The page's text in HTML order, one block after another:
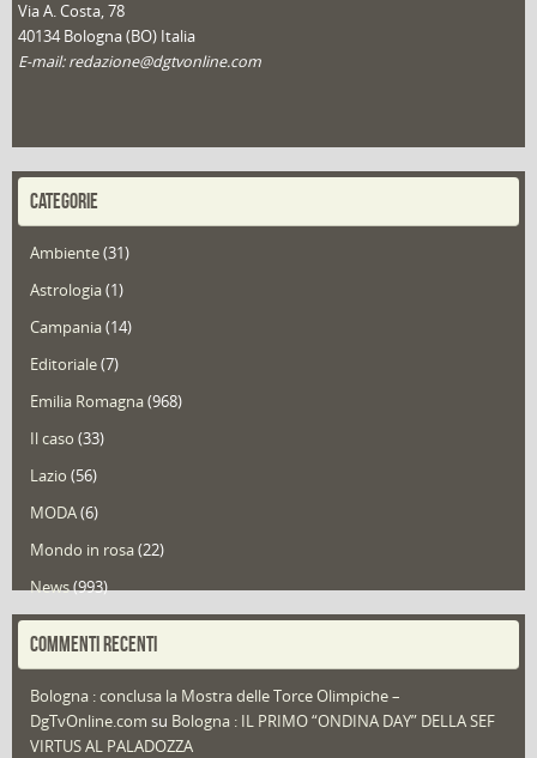
Via A. Costa, 78
40134 Bologna (BO) Italia
E-mail: redazione@dgtvonline.com
CATEGORIE
Ambiente(31)
Astrologia(1)
Campania(14)
Editoriale(7)
Emilia Romagna(968)
Il caso (33)
Lazio (56)
MODA(6)
Mondo in rosa(22)
News(993)
Portfolio(1)
Redazioni(1.049)
Speciali (22)
COMMENTI RECENTI
Bologna : conclusa la Mostra delle Torce Olimpiche –
DgTvOnline.com su Bologna : IL PRIMO “ONDINA DAY” DELLA SEF
VIRTUS AL PALADOZZA